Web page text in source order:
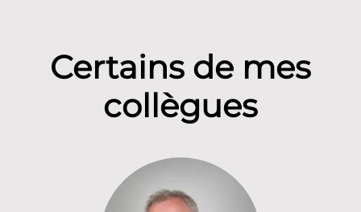
Certains de mes
collègues